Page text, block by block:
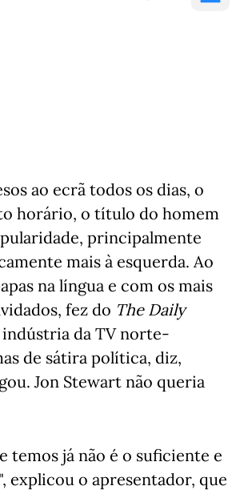
ao ecrã todos os dias, o
horário, o título do homem
principalmente
mais à esquerda. Ao
na língua e com os mais
fez do The Daily
indústria da TV norte-
de sátira política, diz,
Jon Stewart não queria
temos já não é o suficiente e
explicou o apresentador, que